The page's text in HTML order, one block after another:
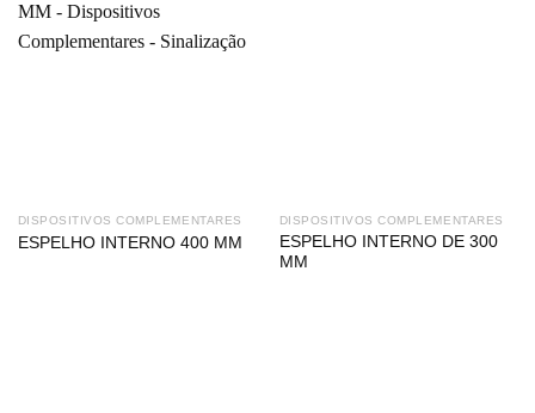
DISPOSITIVOS COMPLEMENTARES
ESPELHO INTERNO 400 MM
DISPOSITIVOS COMPLEMENTARES
ESPELHO INTERNO DE 300
MM